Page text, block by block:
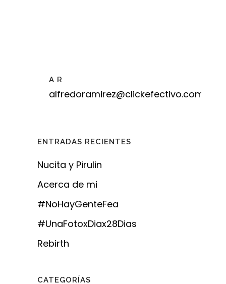
A R
alfredoramirez@clickefectivo.com
ENTRADAS RECIENTES
Nucita y Pirulin
Acerca de mi
#NoHayGenteFea
#UnaFotoxDiax28Dias
Rebirth
CATEGORÍAS